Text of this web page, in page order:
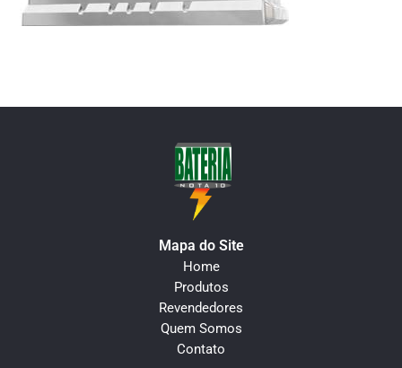
Mapa do Site
Home
Produtos
Revendedores
Quem Somos
Contato